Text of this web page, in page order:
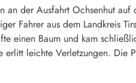
der Ausfahrt Ochsenhut
Fahrer aus dem Landkreis
einen Baum und kam
erlitt leichte Verletzungen.